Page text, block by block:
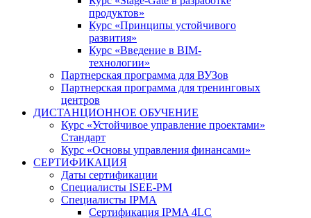
продуктов»
Курс «Принципы устойчивого
развития»
Курс «Введение в BIM-
технологии»
Партнерская программа для ВУЗов
Партнерская программа для тренинговых
центров
ДИСТАНЦИОННОЕ ОБУЧЕНИЕ
Курс «Устойчивое управление проектами»
Стандарт
Курс «Основы управления финансами»
СЕРТИФИКАЦИЯ
Даты сертификации
Специалисты ISEE-PM
Специалисты IPMA
Сертификация IPMA 4LC